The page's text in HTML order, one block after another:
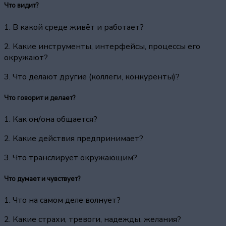
Что видит?
1. В какой среде живёт и работает?
2. Какие инструменты, интерфейсы, процессы его
окружают?
3. Что делают другие (коллеги, конкуренты)?
Что говорит и делает?
1. Как он/она общается?
2. Какие действия предпринимает?
3. Что транслирует окружающим?
Что думает и чувствует?
1. Что на самом деле волнует?
2. Какие страхи, тревоги, надежды, желания?